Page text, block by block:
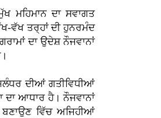
ਮਹਿਮਾਨ ਦਾ ਸਵਾਗਤ
ਵੱਖ ਤਰ੍ਹਾਂ ਦੀ ਹੁਨਰਮੰਦ
ਦਾ ਉਦੇਸ਼ ਨੌਜਵਾਨਾਂ
ਦੀਆਂ ਗਤੀਵਿਧੀਆਂ
ਦਾ ਆਧਾਰ ਹੈ। ਨੌਜਵਾਨਾਂ
ਵਿੱਚ ਅਜਿਹੀਆਂ